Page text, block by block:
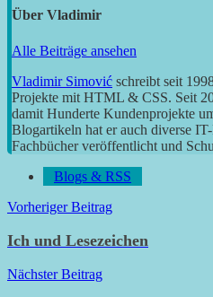
Über Vladimir
Alle Beiträge ansehen
Vladimir Simović schreibt seit
Projekte mit HTML & CSS. Seit
damit Hunderte Kundenprojekte
Blogartikeln hat er auch diverse
Fachbücher veröffentlicht und
Blogs & RSS
Beitragsnavigation
Vorheriger Beitrag
Ich und Lesezeichen
Nächster Beitrag